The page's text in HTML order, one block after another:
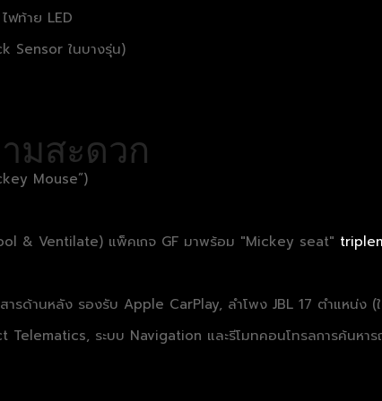
ฟท้าย LED
Sensor ในบางรุ่น)
มสะดวก
Mouse”)
& Ventilate) แพ็คเกจ GF มาพร้อม "Mickey seat"
รด้านหลัง รองรับ Apple CarPlay, ลำโพง JBL 17 ตำแหน่ง (
ระบบ Navigation และรีโมทคอนโทรลการค้นหา